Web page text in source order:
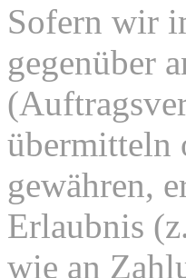
Sofern wir
gegenüber
übermitteln
gewähren,
Erlaubnis
wie an